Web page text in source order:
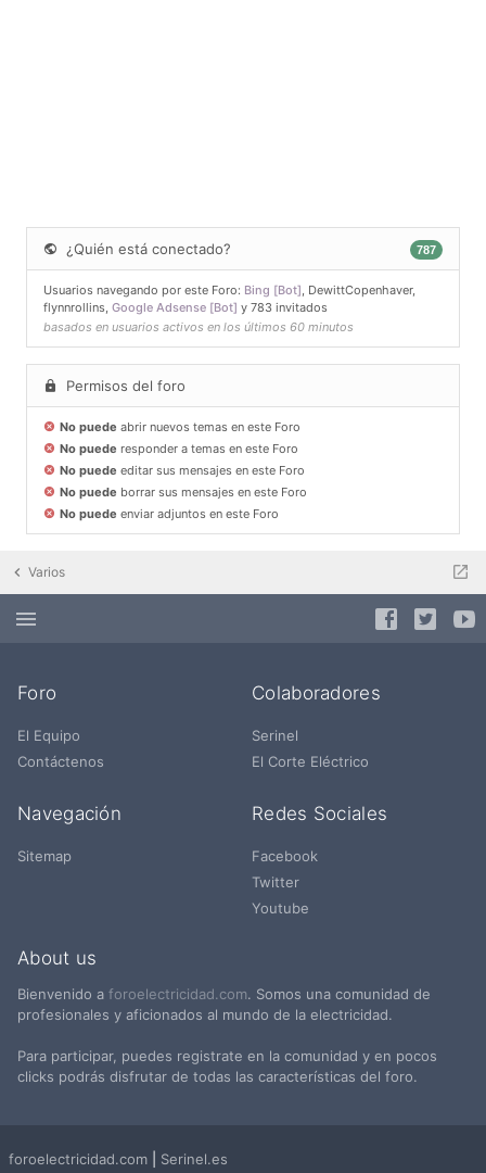
¿Quién está conectado? 787
Usuarios navegando por este Foro: Bing [Bot], DewittCopenhaver,
flynnrollins, Google Adsense [Bot] y 783 invitados
basados en usuarios activos en los últimos 60 minutos
Permisos del foro
No puede abrir nuevos temas en este Foro
No puede responder a temas en este Foro
No puede editar sus mensajes en este Foro
No puede borrar sus mensajes en este Foro
No puede enviar adjuntos en este Foro
Varios
Foro
El Equipo
Contáctenos
Colaboradores
Serinel
El Corte Eléctrico
Navegación
Sitemap
Redes Sociales
Facebook
Twitter
Youtube
About us
Bienvenido a foroelectricidad.com. Somos una comunidad de
profesionales y aficionados al mundo de la electricidad.
Para participar, puedes registrate en la comunidad y en pocos
clicks podrás disfrutar de todas las características del foro.
foroelectricidad.com Serinel.es